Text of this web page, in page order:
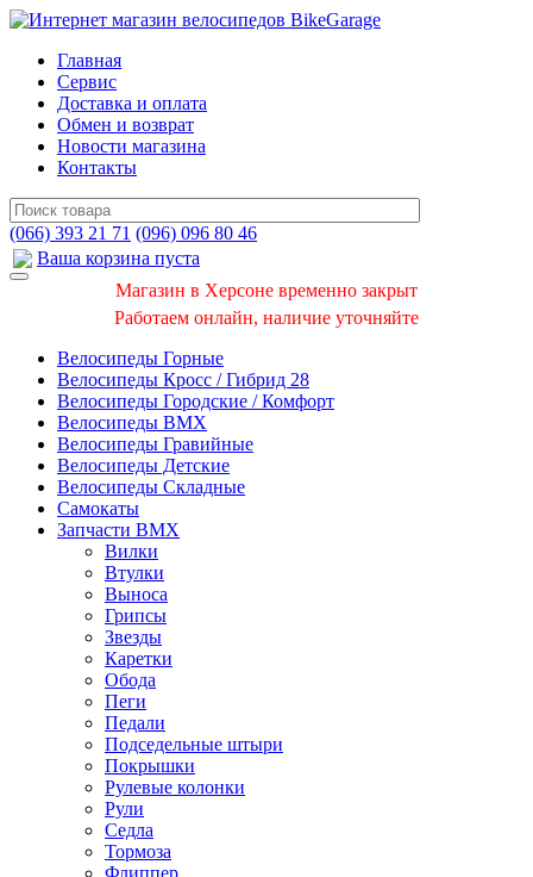
Главная
Сервис
Доставка и оплата
Обмен и возврат
Новости магазина
Контакты
(066) 393 21 71 (096) 096 80 46
Ваша корзина пуста
Магазин в Херсоне временно закрыт
Работаем онлайн, наличие уточняйте
Велосипеды Горные
Велосипеды Кросс / Гибрид 28
Велосипеды Городские / Комфорт
Велосипеды BMX
Велосипеды Гравийные
Велосипеды Детские
Велосипеды Складные
Самокаты
Запчасти BMX
Вилки
Втулки
Выноса
Грипсы
Звезды
Каретки
Обода
Пеги
Педали
Подседельные штыри
Покрышки
Рулевые колонки
Рули
Седла
Тормоза
Флиппер